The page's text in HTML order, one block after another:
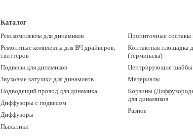
Каталог
Рем.комплекты для динамиков
Ремонтные комплекты для ВЧ драйверов,
твиттеров
Подвесы для динамиков
Звуковые катушки для динамиков
Подводящий провод для динамика
Диффузоры с подвесом
Диффузоры
Пыльники
Пропиточные составы
Контактная площадка
(терминалы)
Центрирующие шайбы
Материалы
Корзины
для динамиков
Разное